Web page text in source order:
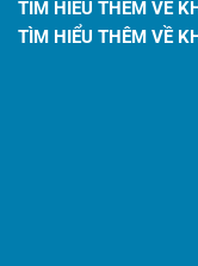
TÌM HIỂU THÊM VỀ
TÌM HIỂU THÊM VỀ